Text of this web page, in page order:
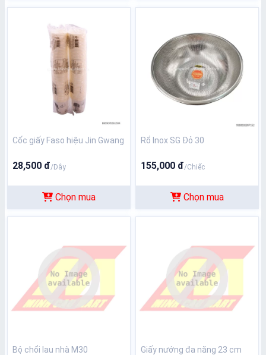
Cốc giấy Faso hiệu Jin Gwang
28,500 đ/Dây
Chọn mua
Rổ Inox SG Đỏ 30
155,000 đ/Chiếc
Chọn mua
Bộ chổi lau nhà M30
Giấy nướng đa năng 23 cm